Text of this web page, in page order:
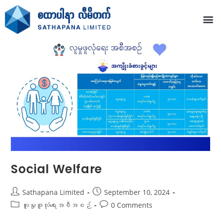
Social Welfare
Sathapana Limited
September 10, 2024
လူမှုဖူလုံရေးအစီအစဉ်
0 Comments